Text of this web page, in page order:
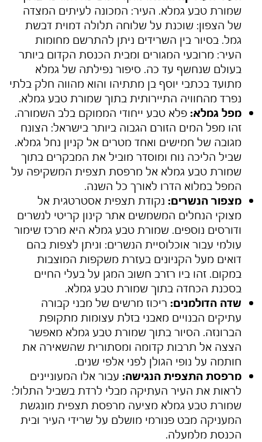
שמורת טבע גמלא. העיר: המכונה לעיתים המצדה
של הצפון: שוכנת על שלוחה תלולה דמוית דבשת
גמל. בסיור בין השרידים ניתן להתרשם מחומות
העיר: מרובעי המגורים ומבית הכנסת הקדום ביותר
בעולם שנחשף עד כה. סיפור נפילתה של גמלא
מתועד בכתבי יוסף בן מתתיהו והוא מהווה חלק בלתי
נפרד מהחוויה התיירותית בתוך שמורת טבע גמלא.
מפל גמלא: פלא טבע ייחודי הממוקם בלב השמורה.
זהו מפל המים הזורם הגבוה ביותר בישראל: הצונח
מגובה של חמישים ואחד מטרים אל קניון נחל גמלא.
שביל הליכה נוח ומוסדר מוביל את המבקרים בתוך
שמורת טבע גמלא אל מרפסת תצפית המשקיפה על
המפל במלוא הדרו לאורך כל השנה.
מצפור הנשרים: נקודת תצפית אסטרטגית אל
מצוקי הנחלים המשמשים אתר קינון קריטי לנשרים
ודורסים נוספים. שמורת טבע גמלא היא מרכז שימור
עולמי עבור אוכלוסיית הנשרים: וניתן לצפות בהם
דואים מעל הקניונים בעזרת משקפות המוצבות
במקום. זהו ביו רזרב חשוב המגן על בעלי החיים
בסכנת הכחדה בתוך שמורת טבע גמלא.
שדה הדולמנים: ריכוז מרשים של מבני קבורה
עתיקים הבנויים מאבני בזלת עצומות מתקופת
הברונזה. הסיור בתוך שמורת טבע גמלא מאפשר
הצצה אל תרבות קדומה ומסתורית שהשאירה את
חותמה על נופי הגולן לפני אלפי שנים.
מרפסת התצפית הנגישה: עבור אלו המעוניינים
לראות את העיר העתיקה מבלי לרדת בשביל התלול:
שמורת טבע גמלא מציעה מרפסת תצפית מונגשת
המעניקה מבט פנורמי מושלם על שרידי העיר ובית
הכנסת מלמעלה.